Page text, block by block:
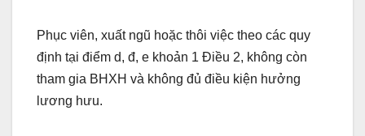
Phục viên, xuất ngũ hoặc thôi việc theo các quy
định tại điểm d, đ, e khoản 1 Điều 2, không còn
tham gia BHXH và không đủ điều kiện hưởng
lương hưu.